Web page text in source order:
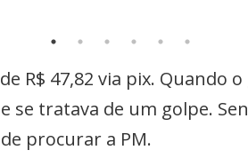
R$ 47,82 via pix. Quando
tratava de um golpe.
procurar a PM.